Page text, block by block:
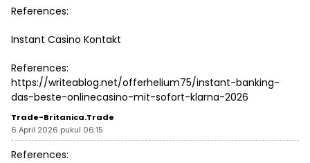
References:
Instant Casino Kontakt
References:
https://writeablog.net/offerhelium75/instant-banking-
das-beste-onlinecasino-mit-sofort-klarna-2026
Trade-Britanica.trade
6 April 2026 pukul 06:15
References: